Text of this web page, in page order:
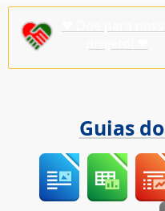
Guias